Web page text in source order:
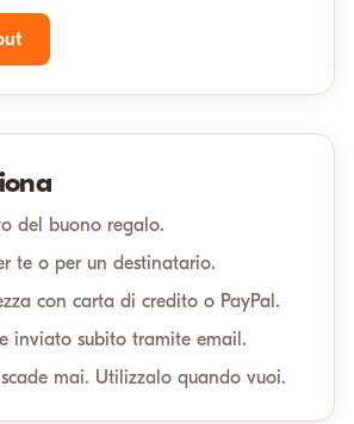
del buono regalo.
te o per un destinatario.
con carta di credito o PayPal.
inviato subito tramite email.
mai. Utilizzalo quando vuoi.